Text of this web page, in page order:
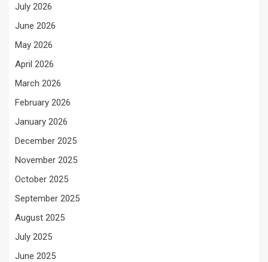
July 2026
June 2026
May 2026
April 2026
March 2026
February 2026
January 2026
December 2025
November 2025
October 2025
September 2025
August 2025
July 2025
June 2025